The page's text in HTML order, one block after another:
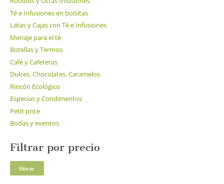
Té e Infusiones en bolsitas
Latas y Cajas con Té e Infusiones
Menaje para el té
Botellas y Termos
Café y Cafeteras
Dulces, Chocolates, Caramelos
Rincón Ecológico
Especias y Condimentos
Petit price
Bodas y eventos
Filtrar por precio
Filtrar